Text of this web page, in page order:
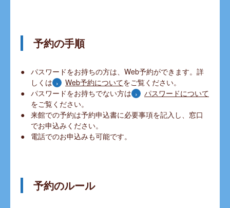
予約の手順
パスワードをお持ちの方は、Web予約ができます。詳
しくは
Web予約についてをご覧ください。
パスワードをお持ちでない方は
パスワードについて
をご覧ください。
来館での予約は予約申込書に必要事項を記入し、窓口
でお申込みください。
電話でのお申込みも可能です。
予約のルール